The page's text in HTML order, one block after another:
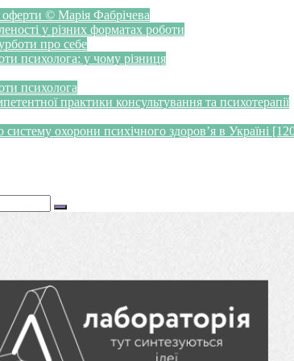
оферти © Марія Фабрічева
у різних форматах роботи
про себе
психолога: у чому різниця
психолога
практики консультування та психотерапії
охорони психічного здоров’я в Україні